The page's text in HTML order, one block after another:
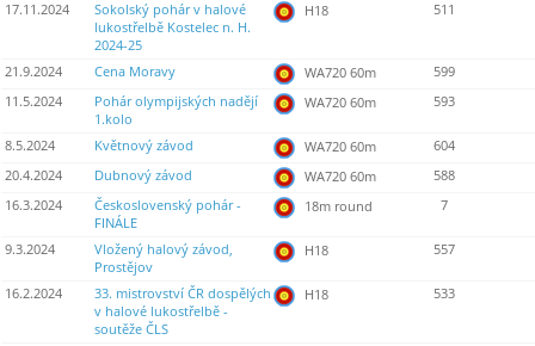
17.11.2024
Sokolský pohár v halové
lukostřelbě Kostelec n. H.
2024-25
H18 511
21.9.2024 Cena Moravy WA720 60m
599
11.5.2024
Pohár olympijských nadějí
1.kolo
WA720 60m 593
8.5.2024 Květnový závod WA720 60m
604
20.4.2024
Dubnový závod WA720 60m
588
16.3.2024
Československý pohár -
FINÁLE
18m round 7
9.3.2024
Vložený halový závod,
Prostějov
H18 557
16.2.2024
33. mistrovství ČR dospělých
v halové lukostřelbě -
soutěže ČLS
H18 533